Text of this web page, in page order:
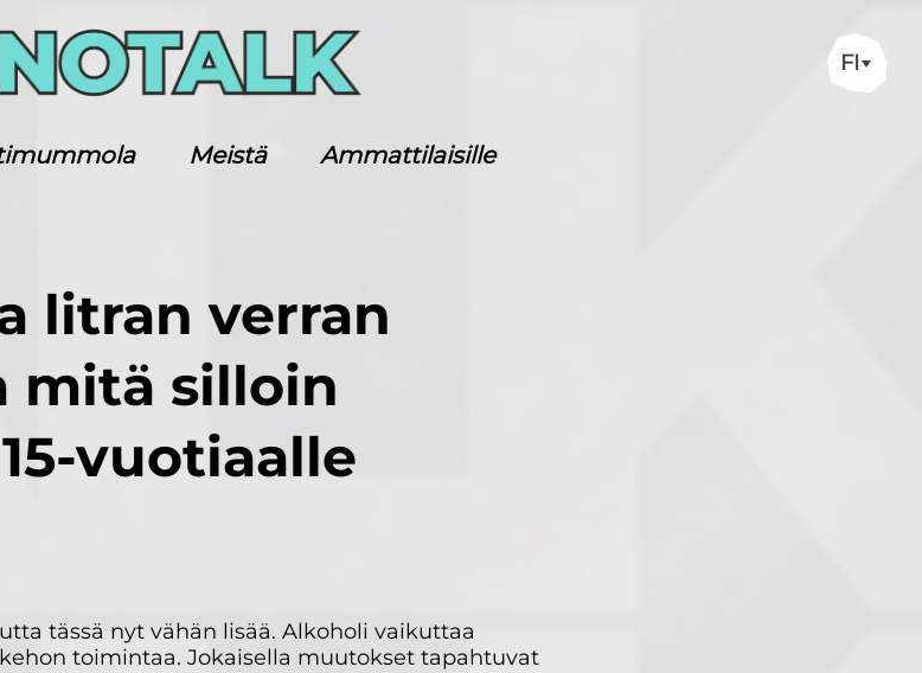
FI
Meistä Ammattilaisille
litran verran
mitä silloin
vuotiaalle
tässä nyt vähän lisää. Alkoholi vaikuttaa
toimintaa. Jokaisella muutokset tapahtuvat